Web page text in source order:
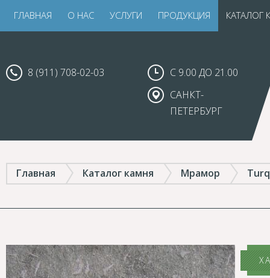
ГЛАВНАЯ О НАС УСЛУГИ ПРОДУКЦИЯ КАТАЛОГ
8 (911) 708-02-03
С 9.00 ДО 21.00
САНКТ-
ПЕТЕРБУРГ
Главная Каталог камня Мрамор